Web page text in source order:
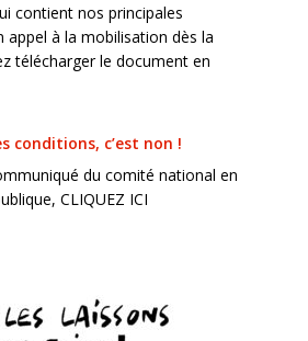
contient nos principales
appel à la mobilisation dès la
télécharger le document en
conditions, c’est non !
du comité national en
CLIQUEZ ICI